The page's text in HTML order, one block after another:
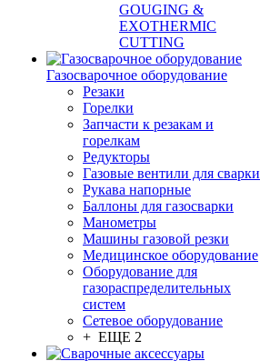
GOUGING &
EXOTHERMIC
CUTTING
Газосварочное оборудование
Резаки
Горелки
Запчасти к резакам и
горелкам
Редукторы
Газовые вентили для сварки
Рукава напорные
Баллоны для газосварки
Манометры
Машины газовой резки
Медицинское оборудование
Оборудование для
газораспределительных
систем
Сетевое оборудование
+ ЕЩЕ 2